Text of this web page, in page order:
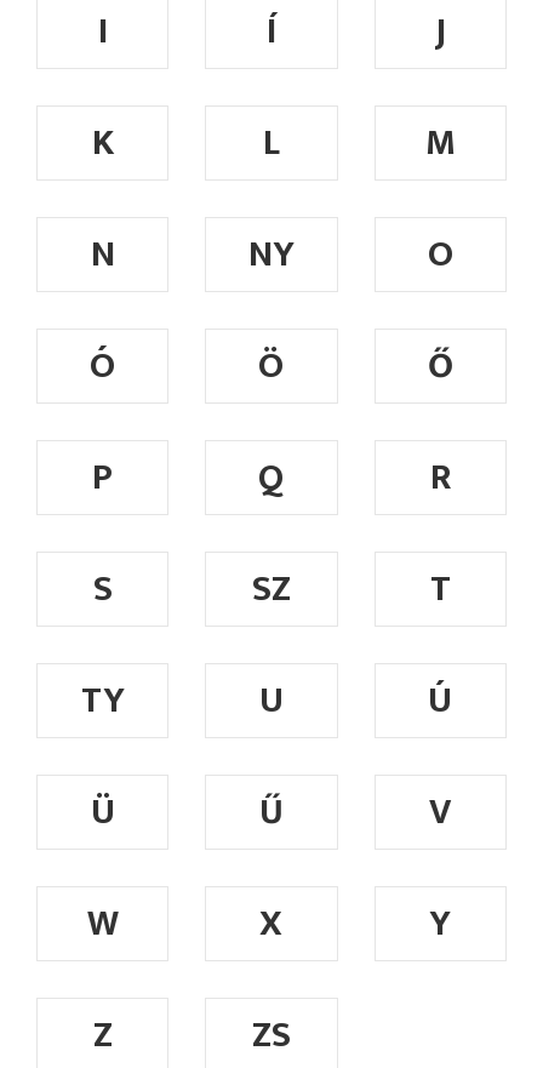
I
Í
J
K
L
M
N
NY
O
Ó
Ö
Ő
P
Q
R
S
SZ
T
TY
U
Ú
Ü
Ű
V
W
X
Y
Z
ZS